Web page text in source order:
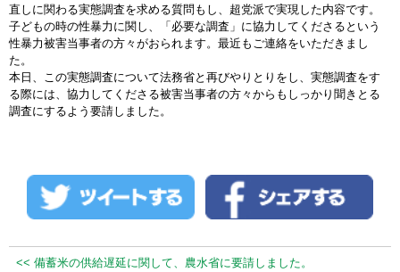
直しに関わる実態調査を求める質問もし、超党派で実現した内容です。
子どもの時の性暴力に関し、「必要な調査」に協力してくださるという
性暴力被害当事者の方々がおられます。最近もご連絡をいただきまし
た。
本日、この実態調査について法務省と再びやりとりをし、実態調査をす
る際には、協力してくださる被害当事者の方々からもしっかり聞きとる
調査にするよう要請しました。
<< 備蓄米の供給遅延に関して、農水省に要請しました。